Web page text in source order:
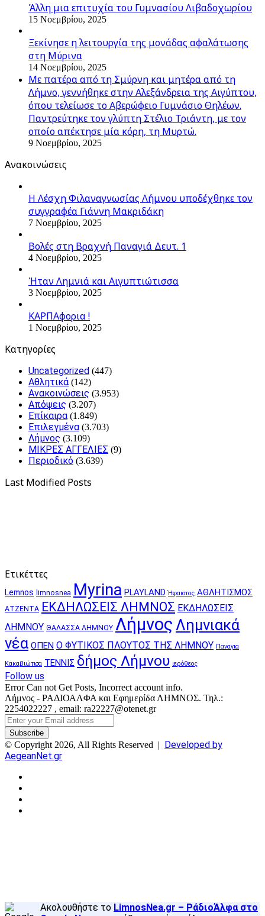
Άλλη μια επιτυχία του Γυμνασίου Λιβαδοχωρίου
15 Νοεμβρίου, 2025
Ξεκίνησε η λειτουργία της μονάδας αφαλάτωσης
στη Μύρινα
14 Νοεμβρίου, 2025
Με πατέρα από τη Σμύρνη και μητέρα από τη
Λήμνο, γεννήθηκε στην Αλεξάνδρεια της Αιγύπτου,
όπου τελείωσε το Αβερώφειο Γυμνάσιο Θηλέων.
Παντρεύτηκε τον γλύπτη Στέλιο Τριάντη, με τον
οποίο απέκτησε μία κόρη, τη Μυρτώ.
9 Νοεμβρίου, 2025
Ανακοινώσεις
Η Λέσχη Φιλαναγνωσίας Λήμνου υποδέχθηκε τον
συγγραφέα Γιάννη Μακριδάκη
7 Νοεμβρίου, 2025
Βολές στη Βραχνή Παναγιά Δευτ. 1
4 Νοεμβρίου, 2025
Ήταν Λημνιά και Αιγυπτιώτισσα
3 Νοεμβρίου, 2025
ΚΑΡΠΑφορια !
1 Νοεμβρίου, 2025
Kατηγορίες
Uncategorized (447)
Αθλητικά (142)
Ανακοινώσεις (3.953)
Απόψεις (3.207)
Επίκαιρα (1.849)
Επιλεγμένα (3.703)
Λήμνος (3.109)
ΜΙΚΡΕΣ ΑΓΓΕΛΙΕΣ (9)
Περιοδικό (3.639)
Last Modified Posts
Ετικέττες
Lemnos limnosnea Myrina PLAYLAND Ήφαιστος ΑΘΛΗΤΙΣΜΟΣ
ΑΤΖΕΝΤΑ ΕΚΔΗΛΩΣΕΙΣ ΛΗΜΝΟΣ ΕΚΔΗΛΩΣΕΙΣ
ΛΗΜΝΟΥ ΘΑΛΑΣΣΑ ΛΗΜΝΟΥ Λήμνος Λημνιακά
νέα ΟΠΕΝ Ο ΦΥΤΙΚΟΣ ΠΛΟΥΤΟΣ ΤΗΣ ΛΗΜΝΟΥ Παναγια
Κακαβιώτισα ΤΕΝΝΙΣ δήμος Λήμνου ιερόθεος
Follow us
Error Can not Get Posts, Incorrect account info.
Λήμνος - ΡΑΔΙΟΑΛΦΑ και Εφημερίδα ΛΗΜΝΟΣ. Τηλ.:
2254022227 , email: ra22227@otenet.gr
Enter
your
Email
address
© Copyright 2026, All Rights Reserved | Developed by
AegeanNet.gr
Ακολουθήστε το LimnosNea.gr – ΡάδιοΆλφα στο